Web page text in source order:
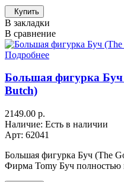
Купить
В закладки
В сравнение
Подробнее
Большая фигурка
Butch)
2149.00 р.
Наличие: Есть в наличии
Арт: 62041
Большая фигурка Буч (The
Фирма Tomy Буч полностью